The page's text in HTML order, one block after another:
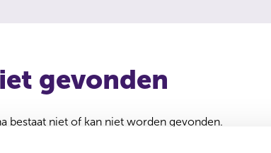
gevonden
bestaat niet of kan niet worden gevonden.